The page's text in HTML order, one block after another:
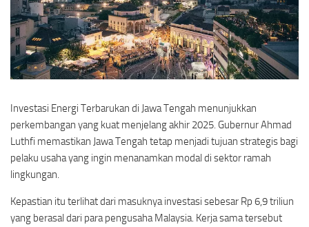
Investasi Energi Terbarukan di Jawa Tengah menunjukkan
perkembangan yang kuat menjelang akhir 2025. Gubernur Ahmad
Luthfi memastikan Jawa Tengah tetap menjadi tujuan strategis bagi
pelaku usaha yang ingin menanamkan modal di sektor ramah
lingkungan.
Kepastian itu terlihat dari masuknya investasi sebesar Rp 6,9 triliun
yang berasal dari para pengusaha Malaysia. Kerja sama tersebut